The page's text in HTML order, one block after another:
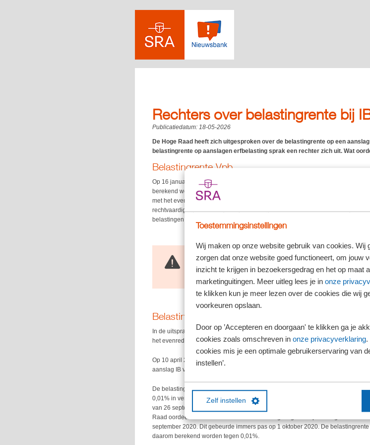
Toestemmingsinstellingen
Wij maken op onze website gebruik van cookies. Wij
zorgen dat onze website goed functioneert, om jouw
inzicht te krijgen in bezoekersgedrag en het op maat
marketinguitingen. Meer uitleg lees je in onze
te klikken kun je meer lezen over de cookies die wij
voorkeuren opslaan.
Door op ’Accepteren en doorgaan' te klikken ga je
cookies zoals omschreven in onze privacyverklaring.
cookies mis je een optimale gebruikerservaring van
instellen’.
Zelf instellen
Rechters over belastingrente bij
Publicatiedatum:18-05-2026
De Hoge Raad heeft zich uitgesproken over de belastingrente op een
belastingrente op aanslagen erfbelasting sprak een rechter zich uit. Wat
Belastingrente Vpb
Op 16 januari 2026 oordeelde de Hoge Raad dat de belastingrente die vanaf
berekend werd op een aanslag vennootschapsbelasting (Vpb) te hoog was. Er
met het evenredigheidsbeginsel en het gelijkheidsbeginsel omdat er geen goede
rechtvaardiging was om bij de Vpb een hogere rente te berekenen dan bij
belastingen, waaronder de IB.
Let op!
Inmiddels berekent de Belastingdienst, conform het oordeel van de
rentepercentage als over aanslagen IB.
Belastingrente IB
In de uitspraak van 16 januari 2026 gaf de Hoge Raad al aan dat bij de
het evenredigheidsbeginsel, het gelijkheidsbeginsel of Europees recht. Die
Op 10 april 2026 verwees de Hoge Raad nogmaals naar de uitspraak van 16
aanslag IB van minimaal 4% niet onevenredig is.
De belastingplichtige in deze casus kreeg op een ander punt wel gelijk van de
0,01% in verband met de coronacrisis, maar was per 1 oktober 2020 weer
van 26 september 2020 in rekening gebracht, waarbij over de periode van 1 tot
Raad oordeelde dat dit niet mocht omdat de regeling waarop die hogere rente
september 2020. Dit gebeurde immers pas op 1 oktober 2020. De
daarom berekend worden tegen 0,01%.